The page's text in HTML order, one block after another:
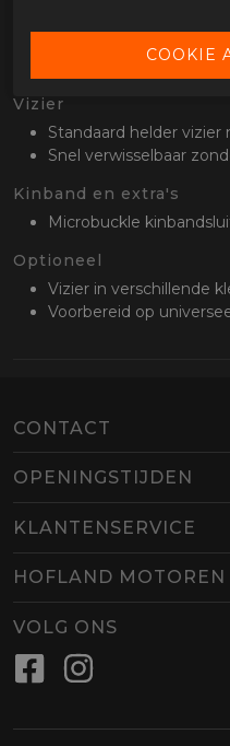
Geschikt voor
Vizier
Standaard helder
Snel verwisselbaar
Kinband en extra's
Microbuckle
Optioneel
Vizier in verschillende
Voorbereid op
CONTACT
BEL EMAIL
OPENINGSTIJDEN
Maandag
Dinsdag
Woensdag
Donderdag
Vrijdag
Zondag
KLANTENSERVICE
HOFLAND MOTOREN
VOLG ONS